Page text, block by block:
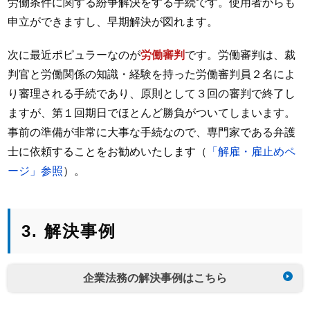
労働条件に関する紛争解決をする手続です。使用者からも
申立ができますし、早期解決が図れます。
次に最近ポピュラーなのが労働審判 です。労働審判は、裁
判官と労働関係の知識・経験を持った労働審判員２名によ
り審理される手続であり、原則として３回の審判で終了し
ますが、第１回期日でほとんど勝負がついてしまいます。
事前の準備が非常に大事な手続なので、専門家である弁護
士に依頼することをお勧めいたします（
「解雇・雇止めペ
ージ」参照）。
3. 解決事例
企業法務の解決事例はこちら